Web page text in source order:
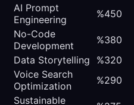
AI Prompt
Engineering
%450
No-Code
Development
%380
Data Storytelling
%320
Voice Search
Optimization
%290
Sustainable